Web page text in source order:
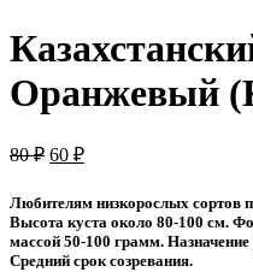
Оранжевый
80₽ Первоначальная
80 ₽.
60 ₽Текущая
60 ₽.
Любителям низкорослых сортов
Высота куста около 80-100 см.
массой 50-100 грамм. Назначение
Средний срок созревания.